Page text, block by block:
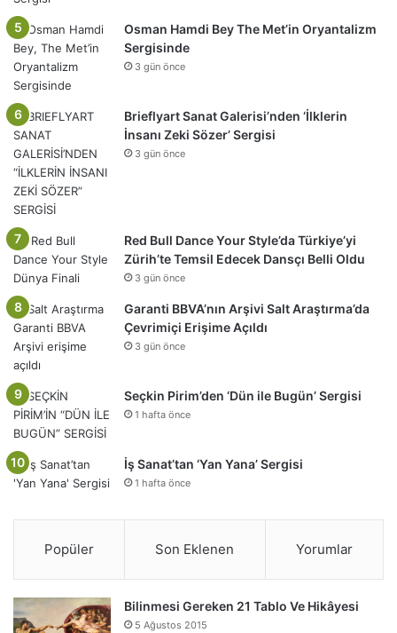
Osman Hamdi Bey The Met’in Oryantalizm
Sergisinde
3 gün önce
Brieflyart Sanat Galerisi’nden ‘İlklerin
İnsanı Zeki Sözer’ Sergisi
3 gün önce
Red Bull Dance Your Style’da Türkiye’yi
Zürih’te Temsil Edecek Dansçı Belli Oldu
3 gün önce
Garanti BBVA’nın Arşivi Salt Araştırma’da
Çevrimiçi Erişime Açıldı
3 gün önce
Seçkin Pirim’den ‘Dün ile Bugün’ Sergisi
1 hafta önce
İş Sanat’tan ‘Yan Yana’ Sergisi
1 hafta önce
Popüler Son Eklenen Yorumlar
Bilinmesi Gereken 21 Tablo Ve Hikâyesi
5 Ağustos 2015